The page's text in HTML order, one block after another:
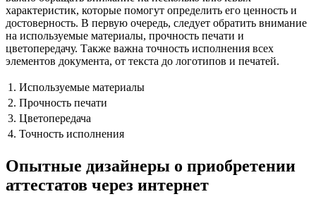
характеристик, которые помогут определить его ценность и
достоверность. В первую очередь, следует обратить внимание
на используемые материалы, прочность печати и
цветопередачу. Также важна точность исполнения всех
элементов документа, от текста до логотипов и печатей.
1. Используемые материалы
2. Прочность печати
3. Цветопередача
4. Точность исполнения
Опытные дизайнеры о приобретении
аттестатов через интернет